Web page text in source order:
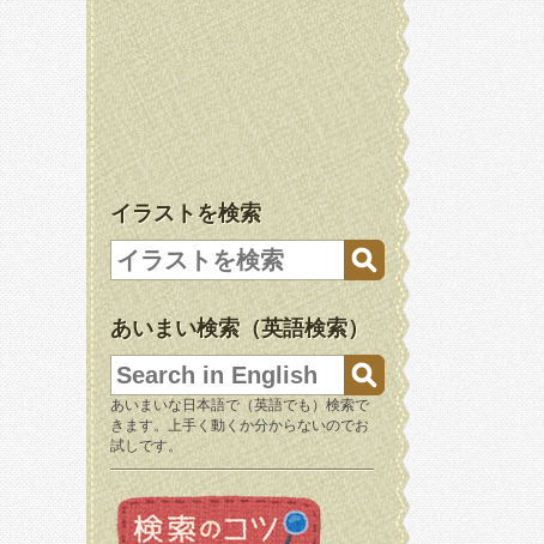
イラストを検索
あいまい検索（英語検索）
あいまいな日本語で（英語でも）検索で
きます。上手く動くか分からないのでお
試しです。